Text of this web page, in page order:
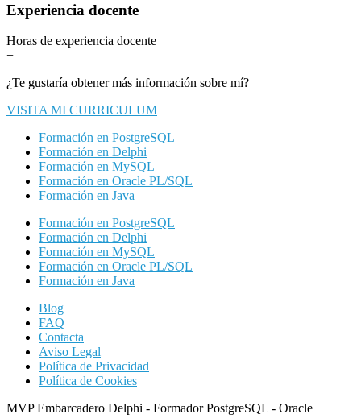
Experiencia docente
Horas de experiencia docente
+
¿Te gustaría obtener más información sobre mí?
VISITA MI CURRICULUM
Formación en PostgreSQL
Formación en Delphi
Formación en MySQL
Formación en Oracle PL/SQL
Formación en Java
Formación en PostgreSQL
Formación en Delphi
Formación en MySQL
Formación en Oracle PL/SQL
Formación en Java
Blog
FAQ
Contacta
Aviso Legal
Política de Privacidad
Política de Cookies
MVP Embarcadero Delphi - Formador PostgreSQL - Oracle